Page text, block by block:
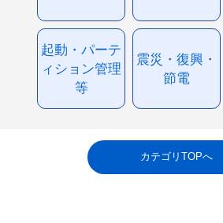
起動・パーテ
ィション管理
等
震災・復興・
節電
カテゴリTOPへ